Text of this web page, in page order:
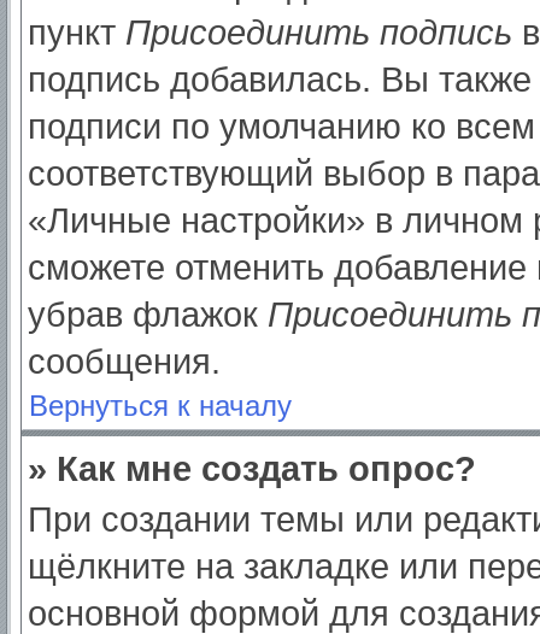
пункт Присоединить подпись
подпись добавилась. Вы
подписи по умолчанию ко
соответствующий выбор в
«Личные настройки» в
сможете отменить
убрав флажок Присоединить
сообщения.
Вернуться к началу
» Как мне создать опрос?
При создании темы или
щёлкните на закладке или
основной формой для